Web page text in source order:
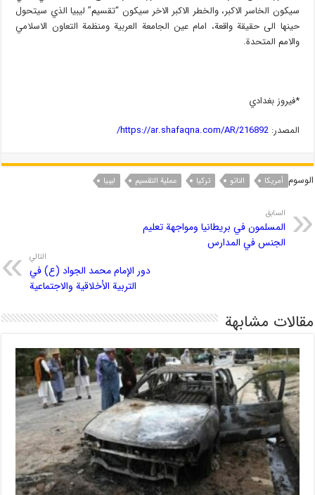
سيكون الخاسر الاكبر، والخطر الاكبر الاخر سيكون “تقسيم” ليبيا الذي سيتحول
حينها الى حقيقة واقعة، امام عين الجامعة العربية ومنظمة التعاون الاسلامي
والامم المتحدة.
*فيروز بغدادي
المصدر:https://ar.shafaqna.com/AR/216892/
الوسوم أمریکا الناتو ترکیا عملية التقسيم لیبیا
السابق
المسلمون في بريطانيا ومواجهة تعليم
الجنس في المدارس
التالي
دور الإمام محمد الجواد (ع) في
التربية الأخلاقية والاجتماعية
مقالات مشابهة